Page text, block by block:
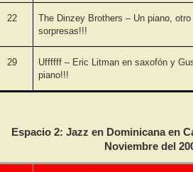
22
The Dinzey Brothers – Un piano,
sorpresas!!!
29
Uffffff – Eric Litman en saxofón y
piano!!!
Espacio 2: Jazz en Dominicana en
Noviembre del